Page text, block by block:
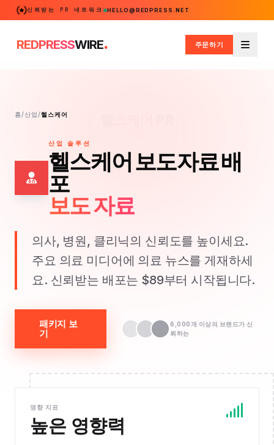
신뢰받는 PR 네트워크 HELLO@REDPRESS.NET
REDPRESSWIRE. 주문하기
메뉴
홈/산업 /헬스케어
산업 솔루션
헬스케어 보도자료 배
포
보도 자료
의사, 병원, 클리닉의 신뢰도를 높이세요.
주요 의료 미디어에 의료 뉴스를 게재하세
요. 신뢰받는 배포는 $89부터 시작됩니다.
패키지 보
기
6,000개 이상의 브랜드가 신
뢰하는
영향 지표
높은 영향력